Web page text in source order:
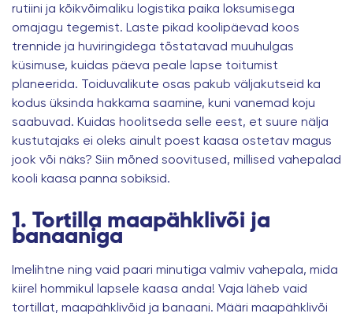
rutiini ja kõikvõimaliku logistika paika loksumisega
omajagu tegemist. Laste pikad koolipäevad koos
trennide ja huviringidega tõstatavad muuhulgas
küsimuse, kuidas päeva peale lapse toitumist
planeerida. Toiduvalikute osas pakub väljakutseid ka
kodus üksinda hakkama saamine, kuni vanemad koju
saabuvad. Kuidas hoolitseda selle eest, et suure nälja
kustutajaks ei oleks ainult poest kaasa ostetav magus
jook või näks? Siin mõned soovitused, millised vahepalad
kooli kaasa panna sobiksid.
1. Tortilla maapähklivõi ja
banaaniga
Imelihtne ning vaid paari minutiga valmiv vahepala, mida
kiirel hommikul lapsele kaasa anda! Vaja läheb vaid
tortillat, maapähklivõid ja banaani. Määri maapähklivõi